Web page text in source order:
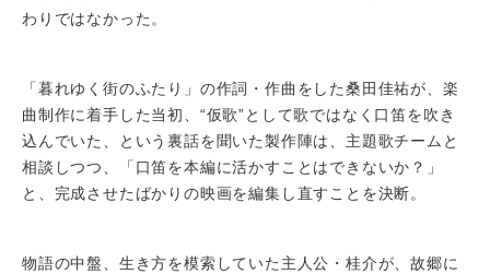
わりではなかった。
「暮れゆく街のふたり」の作詞・作曲をした桑田佳祐が、楽
曲制作に着手した当初、“仮歌”として歌ではなく口笛を吹き
込んでいた、という裏話を聞いた製作陣は、主題歌チームと
相談しつつ、「口笛を本編に活かすことはできないか？」
と、完成させたばかりの映画を編集し直すことを決断。
物語の中盤、生き方を模索していた主人公・桂介が、故郷に